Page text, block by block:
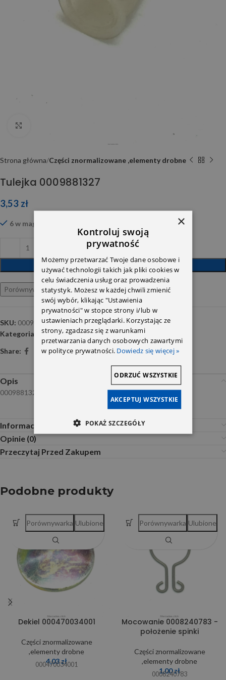
Strona główna Części znormalizowane ,elementy drobne
Tulejka 0009881327
3,53 zł
6 w magazynie
DODAJ DO KOSZYKA
Porównywarka Ulubione
SKU: 0009881327
Kategoria:
Części znormalizowane ,elementy drobne
Share:
Opis
0009881327
Informacje dodatkowe
Opinie (0)
Przeczytaj Przed Zakupem
Podobne produkty
Dekiel 000470034001
Części znormalizowane
,elementy drobne
4,03zł
000470034001
Porównywarka Ulubione
Mocowanie 0008240783 -
położenie spinki
Części znormalizowane
,elementy drobne
1,00zł
0008240783
Porównywarka Ulubione
×
Kontroluj swoją
prywatność
Możemy przetwarzać Twoje dane osobowe i
używać technologii takich jak pliki cookies w
celu świadczenia usług oraz prowadzenia
statystyk. Możesz w każdej chwili zmienić
swój wybór, klikając "Ustawienia
prywatności" w stopce strony i/lub w
ustawieniach przeglądarki. Korzystając ze
strony, zgadzasz się z warunkami
przetwarzania danych osobowych zawartymi
w polityce prywatności. Dowiedz się więcej »
AKCEPTUJ WSZYSTKIE
ODRZUĆ WSZYSTKIE
POKAŻ SZCZEGÓŁY